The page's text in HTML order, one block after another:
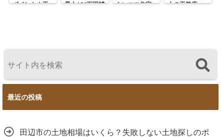
ポイント｜工
最大150万円補
らいエコ住宅
士の工務店・
最近の投稿
田辺市の土地相場はいくら？失敗しない土地探しのポ